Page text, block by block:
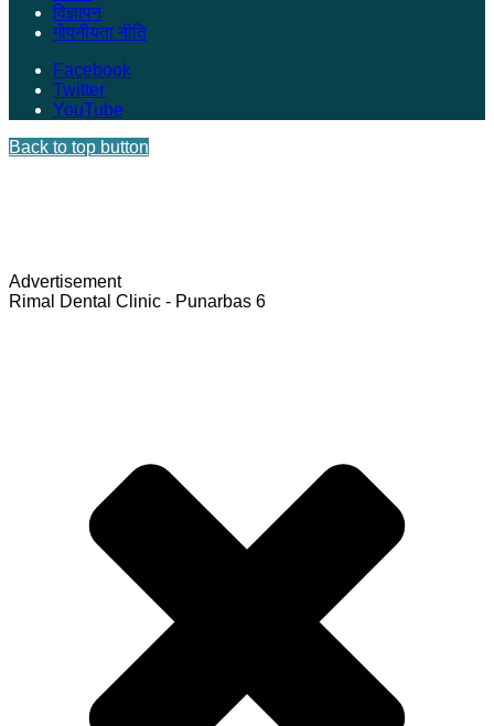
विज्ञापन
गोपनीयता नीति
Facebook
Twitter
YouTube
Back to top button
Advertisement
Rimal Dental Clinic - Punarbas 6